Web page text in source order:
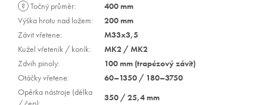
? Točný průměr:
400 mm
Výška hrotu nad ložem:
200 mm
Závit vřetene:
M33x3,5
Kužel vřeteník / koník:
MK2 / MK2
Zdvih pinoly:
100 mm (trapézový závit)
Otáčky vřetene:
60–1350 / 180–3750
Opěrka nástroje (délka
350 / 25,4 mm